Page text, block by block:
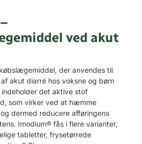
ved akut
der anvendes til
akut diarré hos voksne og børn
det aktive stof
som virker ved at hæmme
dermed reducere afføringens
Imodium® fås i flere varianter,
tabletter, frysetørrede